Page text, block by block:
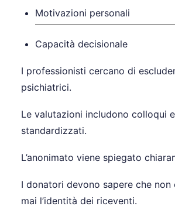
Motivazioni personali
Capacità decisionale
I professionisti cercano di
psichiatrici.
Le valutazioni includono colloqui
standardizzati.
L’anonimato viene spiegato
I donatori devono sapere che non
mai l’identità dei riceventi.